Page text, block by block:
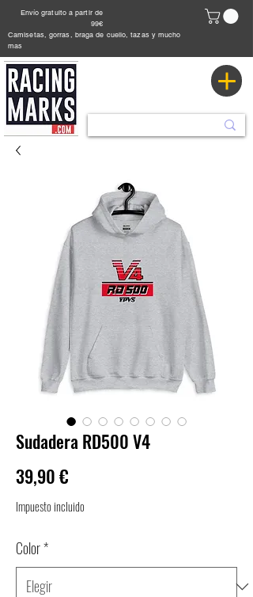
Envío gratuito a partir de
99€
Camisetas, gorras, braga de cuello, tazas y mucho
mas
Sudadera RD500 V4
39,90 €
Impuesto incluido
Color*